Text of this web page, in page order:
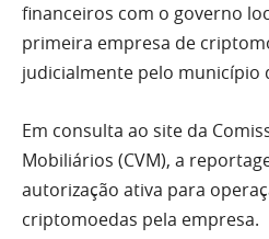
financeiros com o governo
primeira empresa de
judicialmente pelo município
Em consulta ao site da
Mobiliários (CVM), a
autorização ativa para
criptomoedas pela empresa.